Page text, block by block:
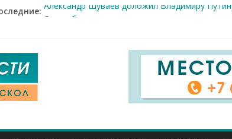
Александр Шуваев доложил Владимиру
От учебников к реальным пациентам:
14 мирных жителей ранены сегодня в
Город первого салюта отмечает 83-ю